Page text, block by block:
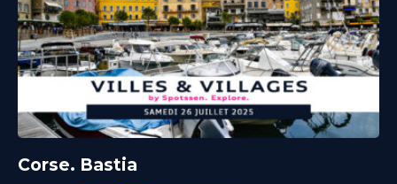
Corse. Bastia